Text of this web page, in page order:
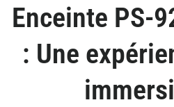
Enceinte PS-
: Une